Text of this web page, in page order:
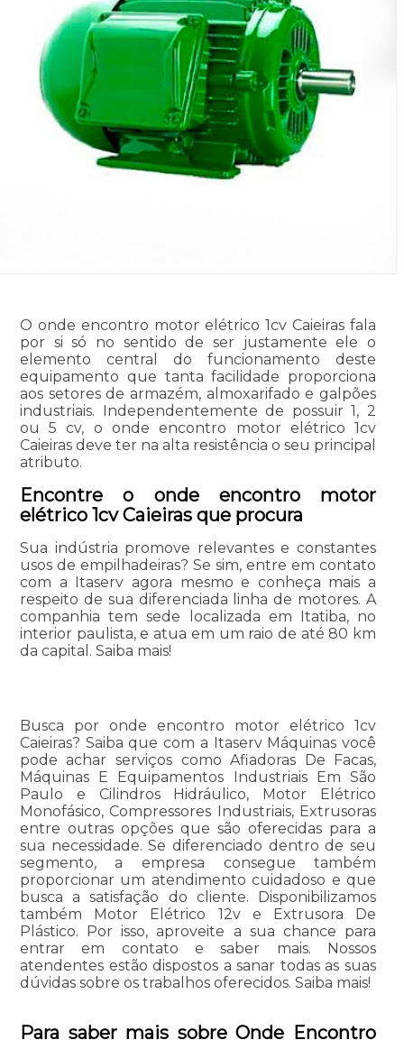
O onde encontro motor elétrico 1cv Caieiras fala
por si só no sentido de ser justamente ele o
elemento central do funcionamento deste
equipamento que tanta facilidade proporciona
aos setores de armazém, almoxarifado e galpões
industriais. Independentemente de possuir 1, 2
ou 5 cv, o onde encontro motor elétrico 1cv
Caieiras deve ter na alta resistência o seu principal
atributo.
Encontre o onde encontro motor
elétrico 1cv Caieiras que procura
Sua indústria promove relevantes e constantes
usos de empilhadeiras? Se sim, entre em contato
com a Itaserv agora mesmo e conheça mais a
respeito de sua diferenciada linha de motores. A
companhia tem sede localizada em Itatiba, no
interior paulista, e atua em um raio de até 80 km
da capital. Saiba mais!
Busca por onde encontro motor elétrico 1cv
Caieiras? Saiba que com a Itaserv Máquinas você
pode achar serviços como Afiadoras De Facas,
Máquinas E Equipamentos Industriais Em São
Paulo e Cilindros Hidráulico, Motor Elétrico
Monofásico, Compressores Industriais, Extrusoras
entre outras opções que são oferecidas para a
sua necessidade. Se diferenciado dentro de seu
segmento, a empresa consegue também
proporcionar um atendimento cuidadoso e que
busca a satisfação do cliente. Disponibilizamos
também Motor Elétrico 12v e Extrusora De
Plástico. Por isso, aproveite a sua chance para
entrar em contato e saber mais. Nossos
atendentes estão dispostos a sanar todas as suas
dúvidas sobre os trabalhos oferecidos. Saiba mais!
Para saber mais sobre Onde Encontro